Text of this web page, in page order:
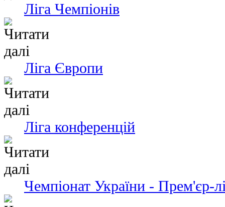
Ліга Чемпіонів
Ліга Європи
Ліга конференцій
Чемпіонат України - Прем'єр-